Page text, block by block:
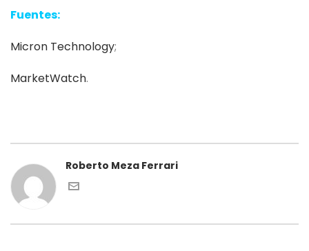
Fuentes:
Micron Technology;
MarketWatch.
Roberto Meza Ferrari